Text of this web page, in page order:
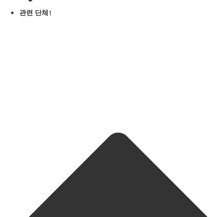
관련 단체1